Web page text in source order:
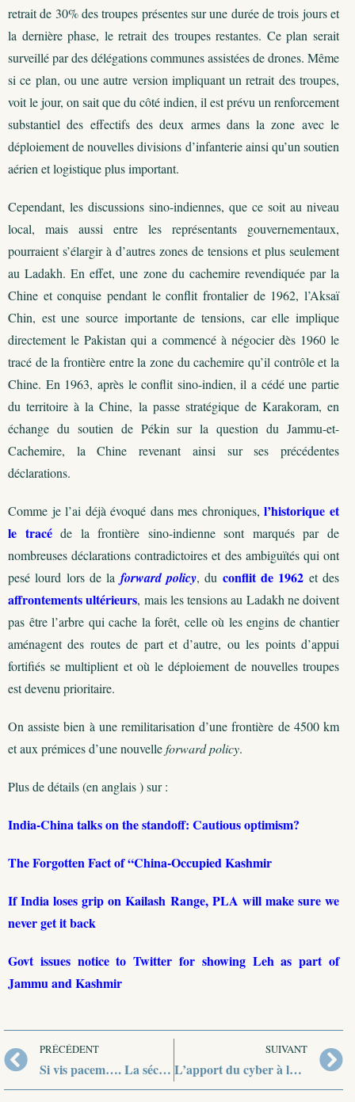
retrait de 30% des troupes présentes sur une durée de trois jours et
la dernière phase, le retrait des troupes restantes. Ce plan serait
surveillé par des délégations communes assistées de drones. Même
si ce plan, ou une autre version impliquant un retrait des troupes,
voit le jour, on sait que du côté indien, il est prévu un renforcement
substantiel des effectifs des deux armes dans la zone avec le
déploiement de nouvelles divisions d’infanterie ainsi qu’un soutien
aérien et logistique plus important.
Cependant, les discussions sino-indiennes, que ce soit au niveau
local, mais aussi entre les représentants gouvernementaux,
pourraient s’élargir à d’autres zones de tensions et plus seulement
au Ladakh. En effet, une zone du cachemire revendiquée par la
Chine et conquise pendant le conflit frontalier de 1962, l’Aksaï
Chin, est une source importante de tensions, car elle implique
directement le Pakistan qui a commencé à négocier dès 1960 le
tracé de la frontière entre la zone du cachemire qu’il contrôle et la
Chine. En 1963, après le conflit sino-indien, il a cédé une partie
du territoire à la Chine, la passe stratégique de Karakoram, en
échange du soutien de Pékin sur la question du Jammu-et-
Cachemire, la Chine revenant ainsi sur ses précédentes
déclarations.
Comme je l’ai déjà évoqué dans mes chroniques,l’historique et
le tracé de la frontière sino-indienne sont marqués par de
nombreuses déclarations contradictoires et des ambiguïtés qui ont
pesé lourd lors de la forward policy, du conflit de 1962 et des
affrontements ultérieurs, mais les tensions au Ladakh ne doivent
pas être l’arbre qui cache la forêt, celle où les engins de chantier
aménagent des routes de part et d’autre, ou les points d’appui
fortifiés se multiplient et où le déploiement de nouvelles troupes
est devenu prioritaire.
On assiste bien à une remilitarisation d’une frontière de 4500 km
et aux prémices d’une nouvelleforward policy.
Plus de détails (en anglais ) sur :
India-China talks on the standoff: Cautious optimism?
The Forgotten Fact of “China-Occupied Kashmir
If India loses grip on Kailash Range, PLA will make sure we
never get it back
Govt issues notice to Twitter for showing Leh as part of
Jammu and Kashmir
PRÉCÉDENT
Si vis pacem…. La sécurité indienne pour la prochaine décennie
SUIVANT
L’apport du cyber à la stratégie militaire chinoise